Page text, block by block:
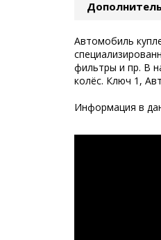
Автомобиль
фильтры и пр. В
колёс. Ключ 1,
Информация в